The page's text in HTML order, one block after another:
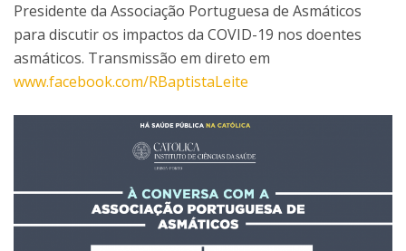
Presidente da Associação Portuguesa de Asmáticos
para discutir os impactos da COVID-19 nos doentes
asmáticos. Transmissão em direto em
www.facebook.com/RBaptistaLeite